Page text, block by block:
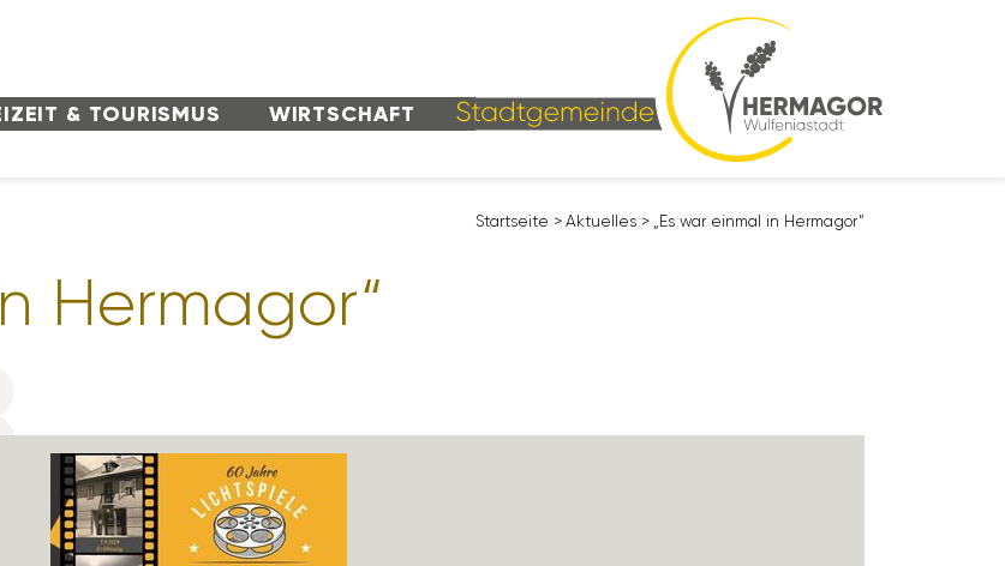
& TOURISMUS WIRT­SCHAFT
Start­seite > Aktu­elles > „Es war einmal in Hermagor“
Hermagor“